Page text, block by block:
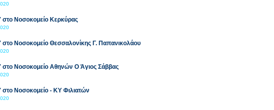
στο Νοσοκομείο Κερκύρας
στο Νοσοκομείο Θεσσαλονίκης Γ. Παπανικολάου
στο Νοσοκομείο Αθηνών Ο Άγιος Σάββας
στο Νοσοκομείο - ΚΥ Φιλιατών